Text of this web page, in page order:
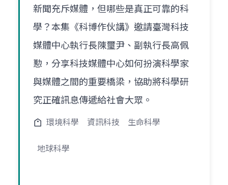
新聞充斥媒體，但哪些是真正可靠的科
學？本集《科博作伙講》邀請臺灣科技
媒體中心執行長陳璽尹、副執行長高佩
懃，分享科技媒體中心如何扮演科學家
與媒體之間的重要橋梁，協助將科學研
究正確訊息傳遞給社會大眾。
環境科學 資訊科技 生命科學
地球科學